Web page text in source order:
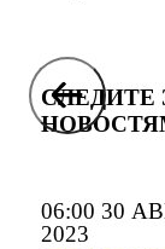
06:00 30
2023
СЛЕДИТЕ